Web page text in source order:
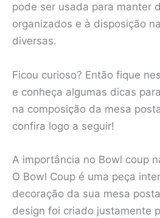
pode ser usada para manter
organizados e à disposição
diversas.
Ficou curioso? Então fique
e conheça algumas dicas
na composição da mesa
confira logo a seguir!
A importância no Bowl coup
O Bowl Coup é uma peça
decoração da sua mesa
design foi criado justamente